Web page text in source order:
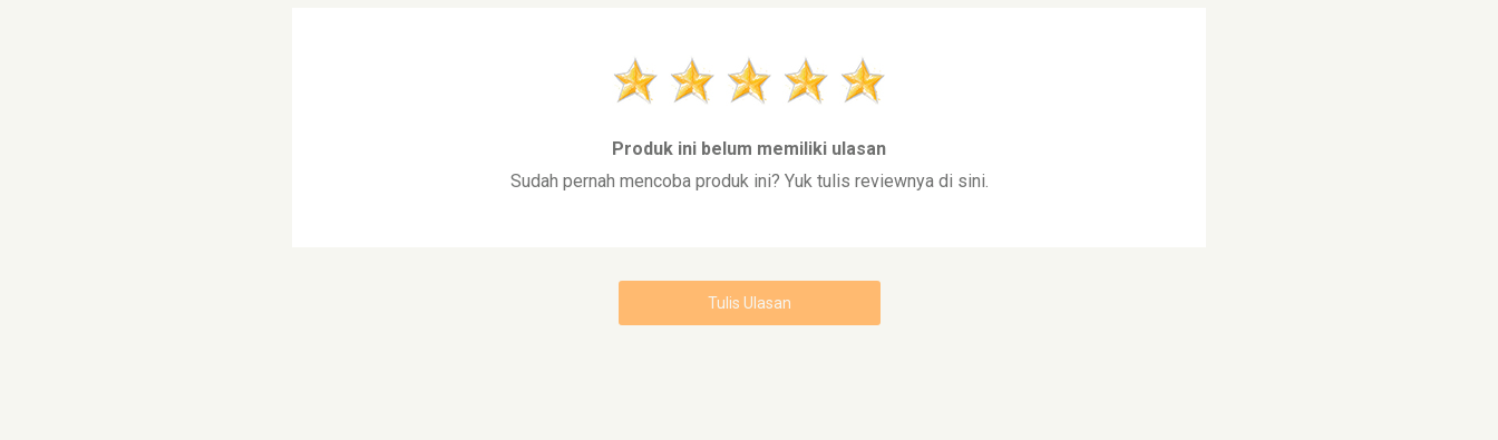
Produk ini belum memiliki ulasan
Sudah pernah mencoba produk ini? Yuk tulis reviewnya di sini.
Tulis Ulasan